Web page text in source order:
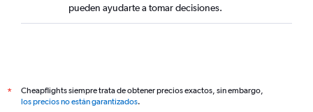
pueden ayudarte a tomar decisiones.
*
Cheapflights siempre trata de obtener precios exactos, sin embargo,
los precios no están garantizados.